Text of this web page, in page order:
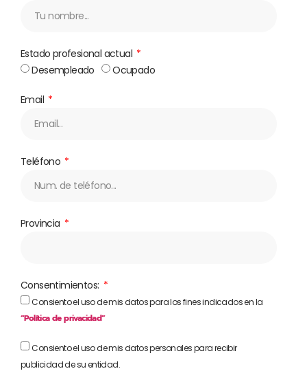
Estado profesional actual
Desempleado
Ocupado
Email
Teléfono
Provincia
Consentimientos:
Consiento el uso de mis datos para los fines indicados en la
“Política de privacidad”
Consiento el uso de mis datos personales para recibir
publicidad de su entidad.